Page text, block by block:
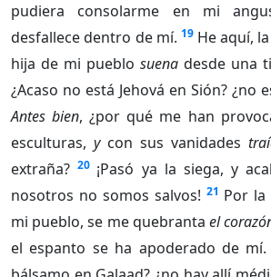
pudiera consolarme en mi
desfallece dentro de mí. 19 He aquí,
hija de mi pueblo suena desde una
¿Acaso no está Jehová en Sión? ¿no
Antes bien, ¿por qué me han
esculturas, ycon sus vanidades
extraña? 20 ¡Pasó ya la siega, y
nosotros no somos salvos! 21 Por la
mi pueblo, se me quebranta el
el espanto se ha apoderado de mí.